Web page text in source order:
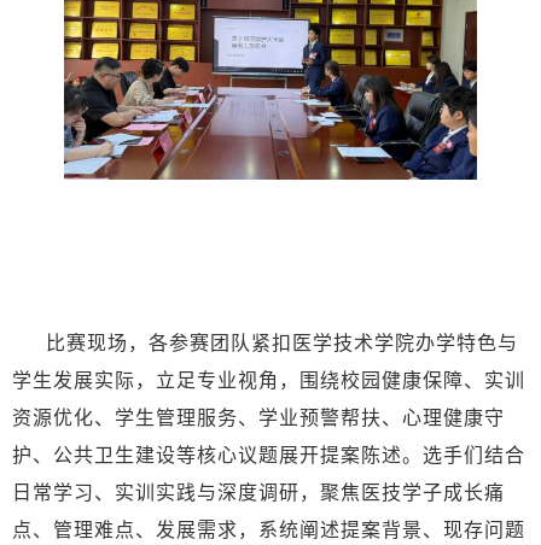
比赛现场，各参赛团队紧扣医学技术学院办学特色与
学生发展实际，立足专业视角，围绕校园健康保障、实训
资源优化、学生管理服务、学业预警帮扶、心理健康守
护、公共卫生建设等核心议题展开提案陈述。选手们结合
日常学习、实训实践与深度调研，聚焦医技学子成长痛
点、管理难点、发展需求，系统阐述提案背景、现存问题